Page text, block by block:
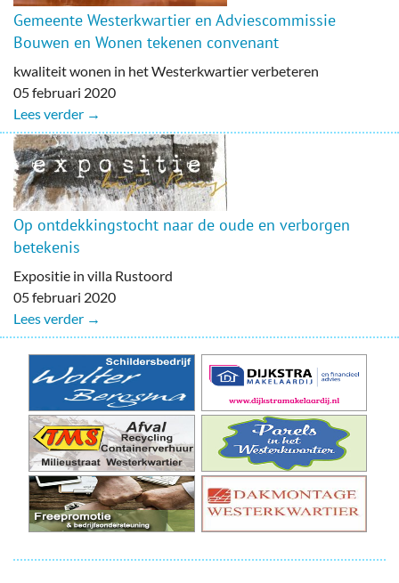
Gemeente Westerkwartier en Adviescommissie
Bouwen en Wonen tekenen convenant
kwaliteit wonen in het Westerkwartier verbeteren
05 februari 2020
Lees verder →
Op ontdekkingstocht naar de oude en verborgen
betekenis
Expositie in villa Rustoord
05 februari 2020
Lees verder →